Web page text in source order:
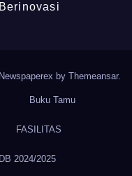
by Themeansar.
Buku Tamu
FASILITAS
2024/2025